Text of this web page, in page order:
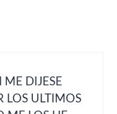
ME DIJESE
LOS ULTIMOS